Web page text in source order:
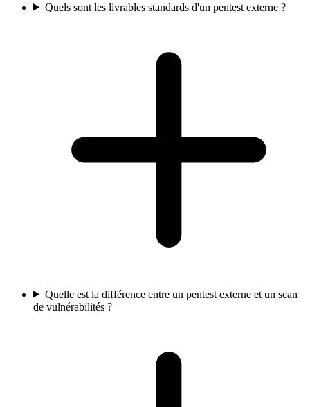
Quels sont les livrables standards d'un pentest externe ?
Quelle est la différence entre un pentest externe et un scan
de vulnérabilités ?